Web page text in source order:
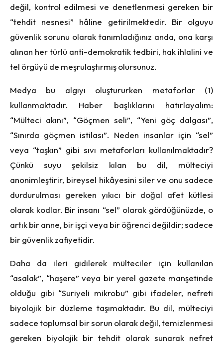
değil, kontrol edilmesi ve denetlenmesi gereken bir
“tehdit nesnesi” hâline getirilmektedir. Bir olguyu
güvenlik sorunu olarak tanımladığınız anda, ona karşı
alınan her türlü anti-demokratik tedbiri, hak ihlalini ve
tel örgüyü de meşrulaştırmış olursunuz.
Medya bu algıyı oluştururken metaforlar (1)
kullanmaktadır. Haber başlıklarını hatırlayalım:
“Mülteci akını”, “Göçmen seli”, “Yeni göç dalgası”,
“Sınırda göçmen istilası”. Neden insanlar için “sel”
veya “taşkın” gibi sıvı metaforları kullanılmaktadır?
Çünkü suyu şekilsiz kılan bu dil, mülteciyi
anonimleştirir, bireysel hikâyesini siler ve onu sadece
durdurulması gereken yıkıcı bir doğal afet kütlesi
olarak kodlar. Bir insanı “sel” olarak gördüğünüzde, o
artık bir anne, bir işçi veya bir öğrenci değildir; sadece
bir güvenlik zafiyetidir.
Daha da ileri gidilerek mülteciler için kullanılan
“asalak”, “haşere” veya bir yerel gazete manşetinde
olduğu gibi “Suriyeli mikrobu” gibi ifadeler, nefreti
biyolojik bir düzleme taşımaktadır. Bu dil, mülteciyi
sadece toplumsal bir sorun olarak değil, temizlenmesi
gereken biyolojik bir tehdit olarak sunarak nefret